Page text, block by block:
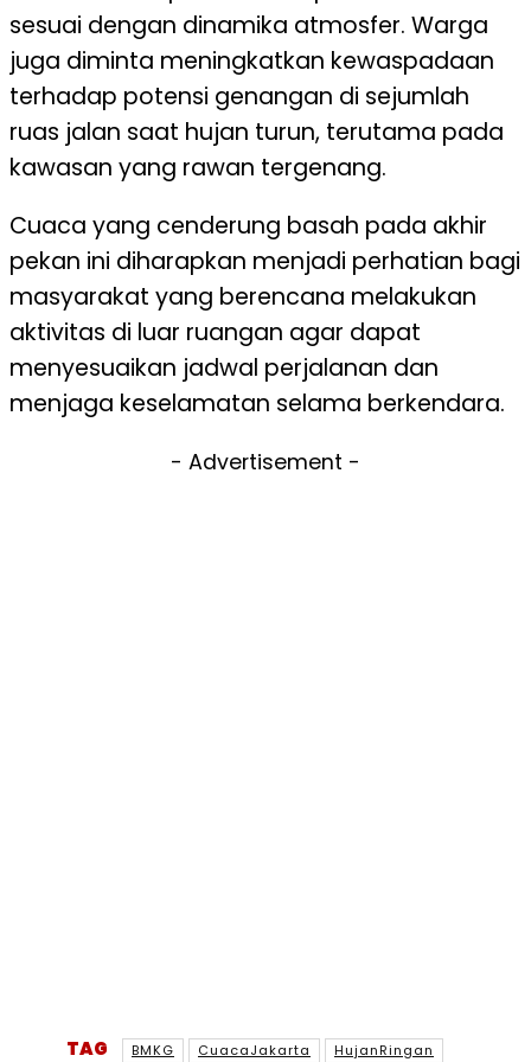
sesuai dengan dinamika atmosfer. Warga
juga diminta meningkatkan kewaspadaan
terhadap potensi genangan di sejumlah
ruas jalan saat hujan turun, terutama pada
kawasan yang rawan tergenang.
Cuaca yang cenderung basah pada akhir
pekan ini diharapkan menjadi perhatian bagi
masyarakat yang berencana melakukan
aktivitas di luar ruangan agar dapat
menyesuaikan jadwal perjalanan dan
menjaga keselamatan selama berkendara.
- Advertisement -
TAG BMKG CuacaJakarta HujanRingan